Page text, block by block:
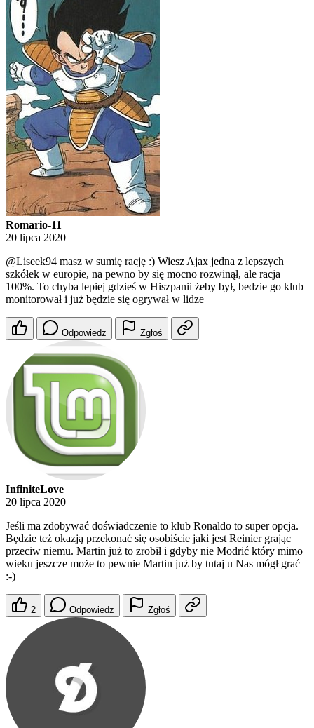
Romario-11
20 lipca 2020
@Liseek94 masz w sumię rację :) Wiesz Ajax jedna z lepszych
szkółek w europie, na pewno by się mocno rozwinął, ale racja
100%. To chyba lepiej gdzieś w Hiszpanii żeby był, bedzie go klub
monitorował i już będzie się ogrywał w lidze
Odpowiedz Zgłoś
InfiniteLove
20 lipca 2020
Jeśli ma zdobywać doświadczenie to klub Ronaldo to super opcja.
Będzie też okazją przekonać się osobiście jaki jest Reinier grając
przeciw niemu. Martin już to zrobił i gdyby nie Modrić który mimo
wieku jeszcze może to pewnie Martin już by tutaj u Nas mógł grać
:-)
2 Odpowiedz Zgłoś